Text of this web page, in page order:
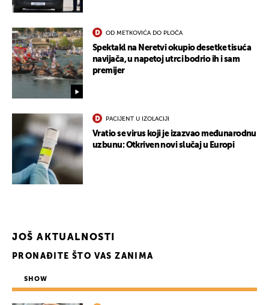
OD METKOVIĆA DO PLOČA
Spektakl na Neretvi okupio desetke tisuća
navijača, u napetoj utrci bodrio ih i sam
premijer
PACIJENT U IZOLACIJI
Vratio se virus koji je izazvao međunarodnu
uzbunu: Otkriven novi slučaj u Europi
JOŠ AKTUALNOSTI
PRONAĐITE ŠTO VAS ZANIMA
SHOW
UKLJUČITE NOTIFIKACIJE